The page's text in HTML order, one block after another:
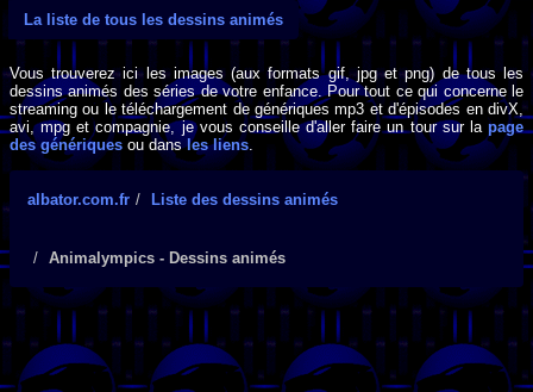
La liste de tous les dessins animés
Vous trouverez ici les images (aux formats gif, jpg et png) de tous les
dessins animés des séries de votre enfance. Pour tout ce qui concerne le
streaming ou le téléchargement de génériques mp3 et d'épisodes en divX,
avi, mpg et compagnie, je vous conseille d'aller faire un tour sur la page
des génériques ou dansles liens.
albator.com.fr Liste des dessins animés
Animalympics - Dessins animés